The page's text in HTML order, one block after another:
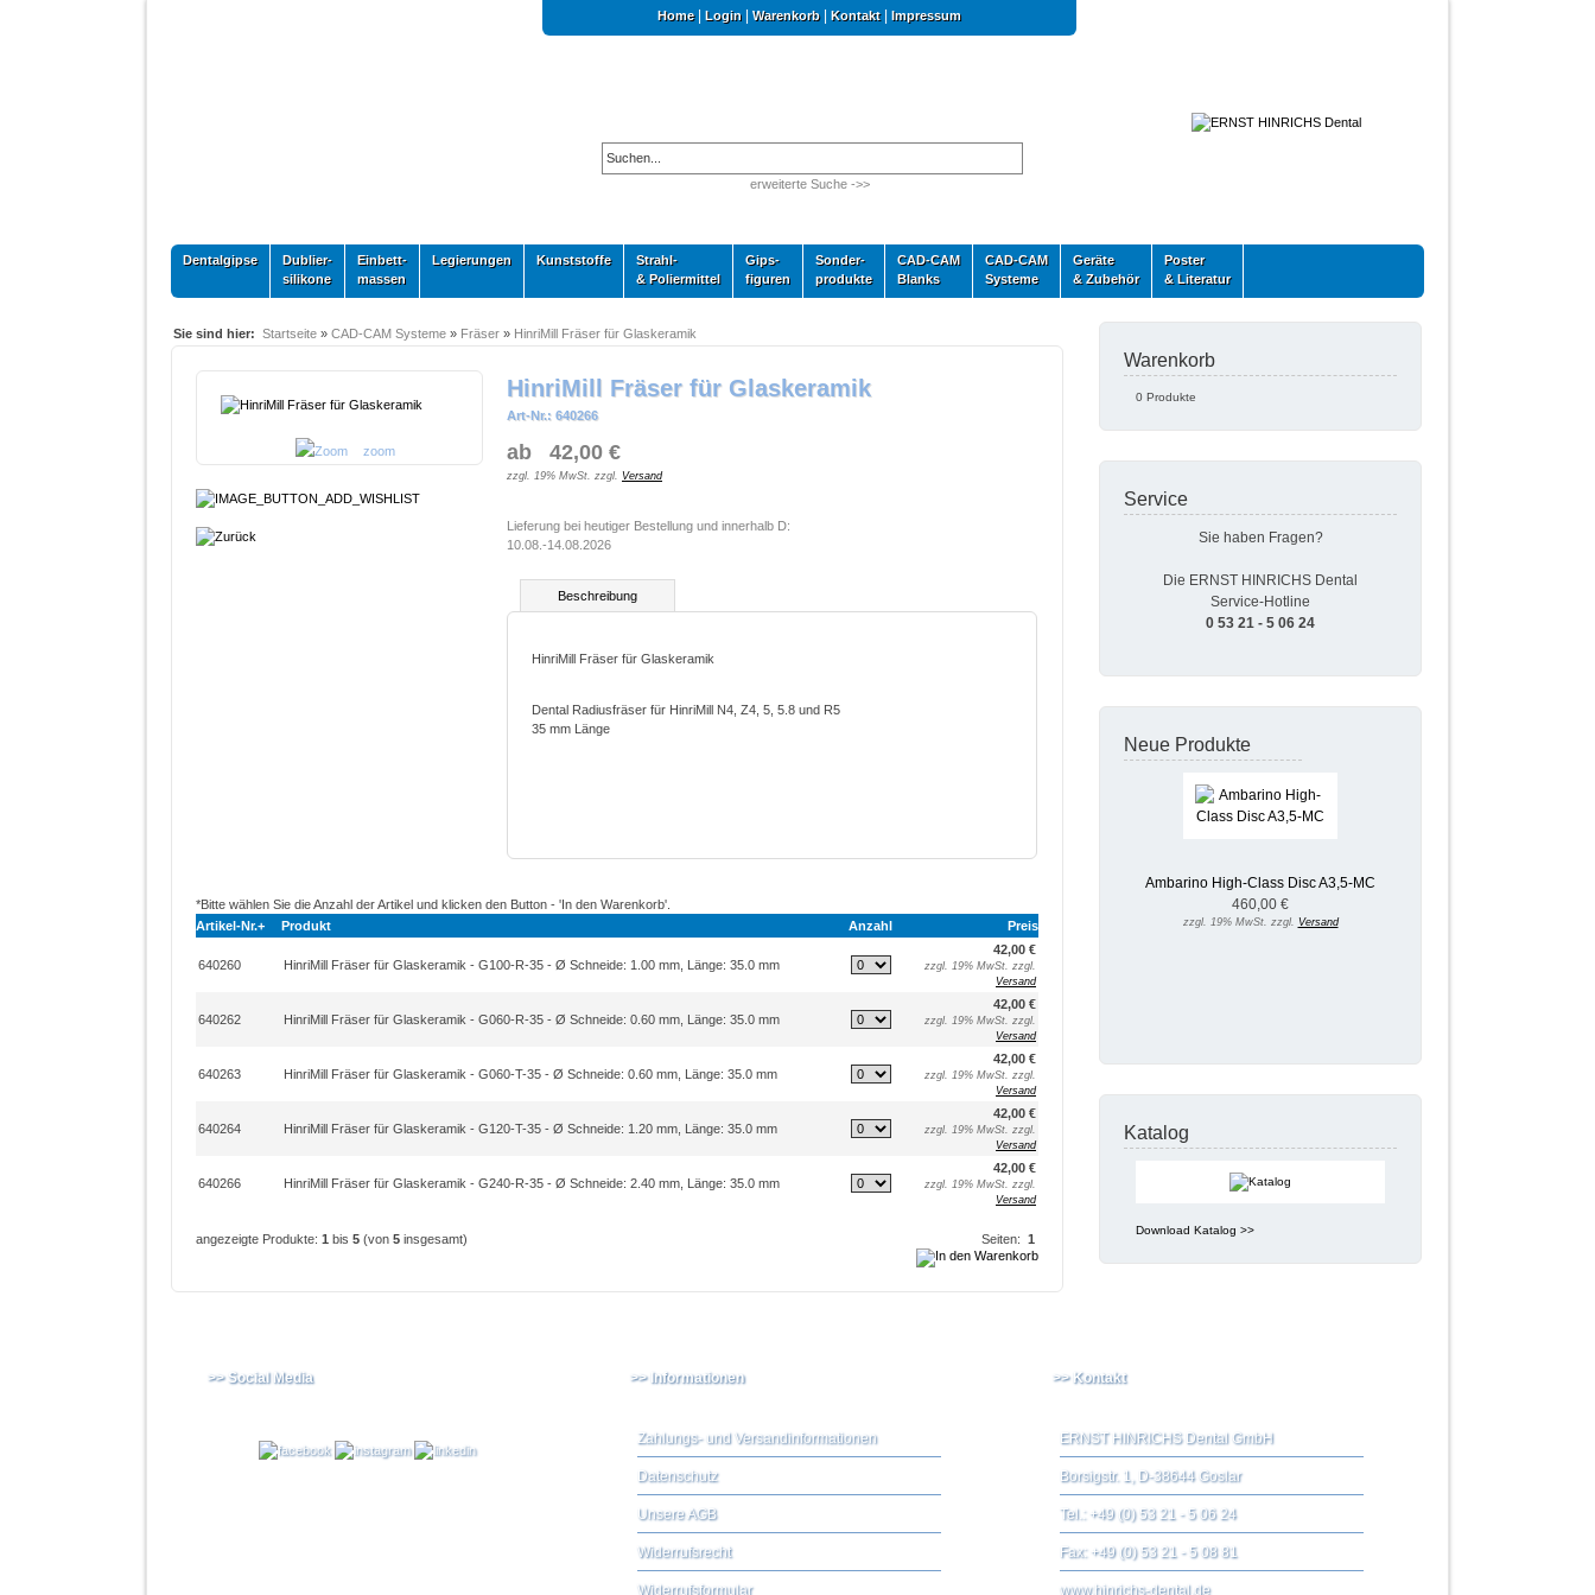
Home| Login Warenkorb| Kontakt| Impressum
erweiterte Suche ->>
Dentalgipse
Dublier-
silikone
Einbett-
massen
Legierungen Kunststoffe
Strahl-
& Poliermittel
Gips-
figuren
Sonder-
produkte
CAD-CAM
Blanks
CAD-CAM
Systeme
Geräte
& Zubehör
Poster
& Literatur
Sie sind hier: Startseite » CAD-CAM Systeme » Fräser » HinriMill Fräser für Glaskeramik
zoom
HinriMill Fräser für Glaskeramik
Art-Nr.: 640266
ab 42,00 €
zzgl. 19% MwSt. zzgl. Versand
Lieferung bei heutiger Bestellung und innerhalb D:
10.08.-14.08.2026
Beschreibung
HinriMill Fräser für Glaskeramik
Dental Radiusfräser für HinriMill N4, Z4, 5, 5.8 und R5
35 mm Länge
*Bitte wählen Sie die Anzahl der Artikel und klicken den Button - 'In den Warenkorb'.
Artikel-Nr.+
Produkt Anzahl Preis
640260 HinriMill Fräser für Glaskeramik - G100-R-35 - Ø Schneide: 1.00 mm, Länge: 35.0 mm
42,00 €
zzgl. 19% MwSt. zzgl.
Versand
640262 HinriMill Fräser für Glaskeramik - G060-R-35 - Ø Schneide: 0.60 mm, Länge: 35.0 mm
42,00 €
zzgl. 19% MwSt. zzgl.
Versand
640263 HinriMill Fräser für Glaskeramik - G060-T-35 - Ø Schneide: 0.60 mm, Länge: 35.0 mm
42,00 €
zzgl. 19% MwSt. zzgl.
Versand
640264 HinriMill Fräser für Glaskeramik - G120-T-35 - Ø Schneide: 1.20 mm, Länge: 35.0 mm
42,00 €
zzgl. 19% MwSt. zzgl.
Versand
640266 HinriMill Fräser für Glaskeramik - G240-R-35 - Ø Schneide: 2.40 mm, Länge: 35.0 mm
42,00 €
zzgl. 19% MwSt. zzgl.
Versand
Seiten: 1
angezeigte Produkte: 1 bis 5 (von 5 insgesamt)
Warenkorb
0 Produkte
Service
Sie haben Fragen?
Die ERNST HINRICHS Dental
Service-Hotline
0 53 21 - 5 06 24
Neue Produkte
Ambarino High-Class Disc A3,5-MC
460,00 €
zzgl. 19% MwSt. zzgl. Versand
Katalog
Download Katalog >>
>> Social Media >> Informationen
Zahlungs- und Versandinformationen
Datenschutz
Unsere AGB
Widerrufsrecht
Widerrufsformular
>> Kontakt
ERNST HINRICHS Dental GmbH
Borsigstr. 1, D-38644 Goslar
Tel.: +49 (0) 53 21 - 5 06 24
Fax: +49 (0) 53 21 - 5 08 81
www.hinrichs-dental.de